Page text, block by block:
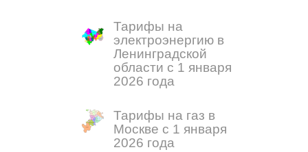
Тарифы на
электроэнергию в
Ленинградской
области с 1 января
2026 года
Тарифы на газ в
Москве с 1 января
2026 года